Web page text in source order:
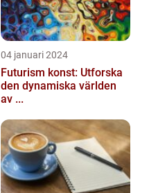
04 januari 2024
Futurism konst: Utforska
den dynamiska världen
av ...